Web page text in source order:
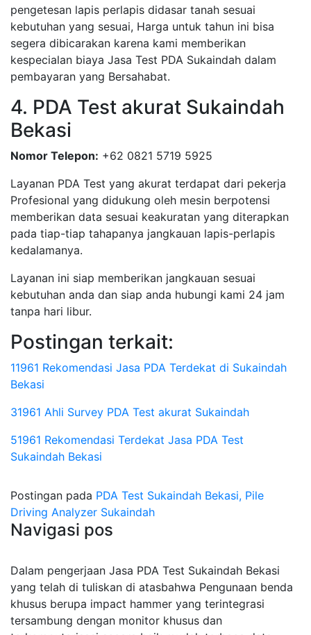
pengetesan lapis perlapis didasar tanah sesuai
kebutuhan yang sesuai, Harga untuk tahun ini bisa
segera dibicarakan karena kami memberikan
kespecialan biaya Jasa Test PDA Sukaindah dalam
pembayaran yang Bersahabat.
4. PDA Test akurat Sukaindah
Bekasi
Nomor Telepon: +62 0821 5719 5925
Layanan PDA Test yang akurat terdapat dari pekerja
Profesional yang didukung oleh mesin berpotensi
memberikan data sesuai keakuratan yang diterapkan
pada tiap-tiap tahapanya jangkauan lapis-perlapis
kedalamanya.
Layanan ini siap memberikan jangkauan sesuai
kebutuhan anda dan siap anda hubungi kami 24 jam
tanpa hari libur.
Postingan terkait:
11961 Rekomendasi Jasa PDA Terdekat di Sukaindah
Bekasi
31961 Ahli Survey PDA Test akurat Sukaindah
51961 Rekomendasi Terdekat Jasa PDA Test
Sukaindah Bekasi
Postingan pada PDA Test Sukaindah Bekasi, Pile
Driving Analyzer Sukaindah
Navigasi pos
Dalam pengerjaan Jasa PDA Test Sukaindah Bekasi
yang telah di tuliskan di atasbahwa Pengunaan benda
khusus berupa impact hammer yang terintegrasi
tersambung dengan monitor khusus dan